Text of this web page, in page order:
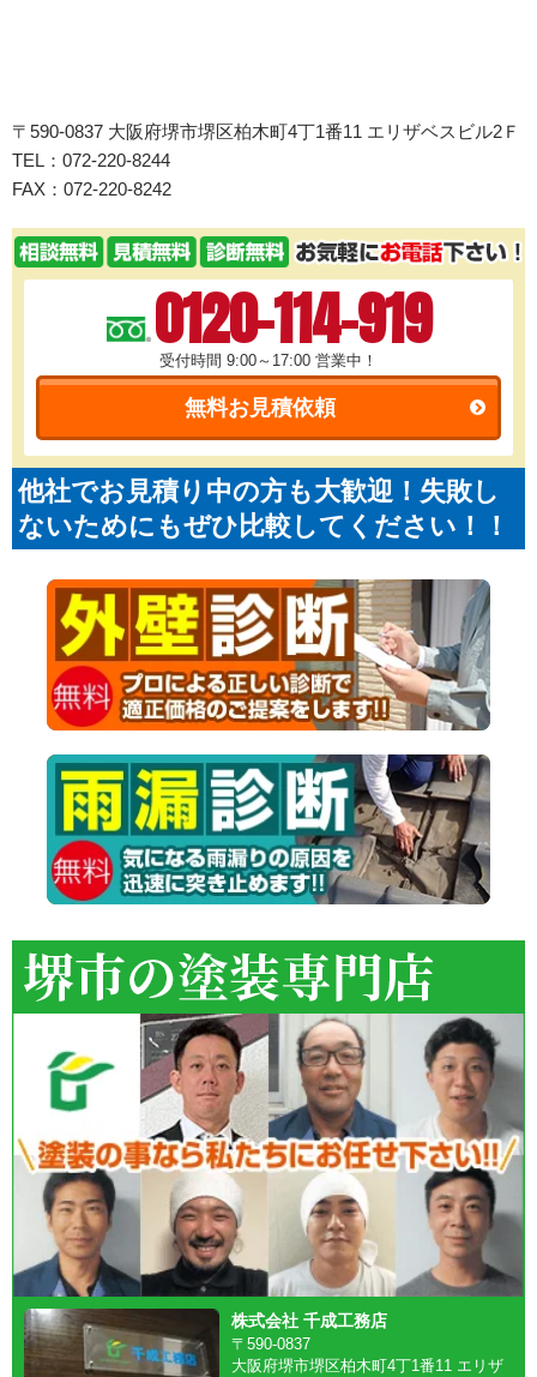
〒590-0837 大阪府堺市堺区柏木町4丁1番11 エリザベスビル2Ｆ
TEL：072-220-8244
FAX：072-220-8242
0120-114-919
受付時間 9:00～17:00 営業中！
無料お見積依頼
他社でお見積り中の方も大歓迎！失敗し
ないためにもぜひ比較してください！！
株式会社 千成工務店
〒590-0837
大阪府堺市堺区柏木町4丁1番11 エリザ